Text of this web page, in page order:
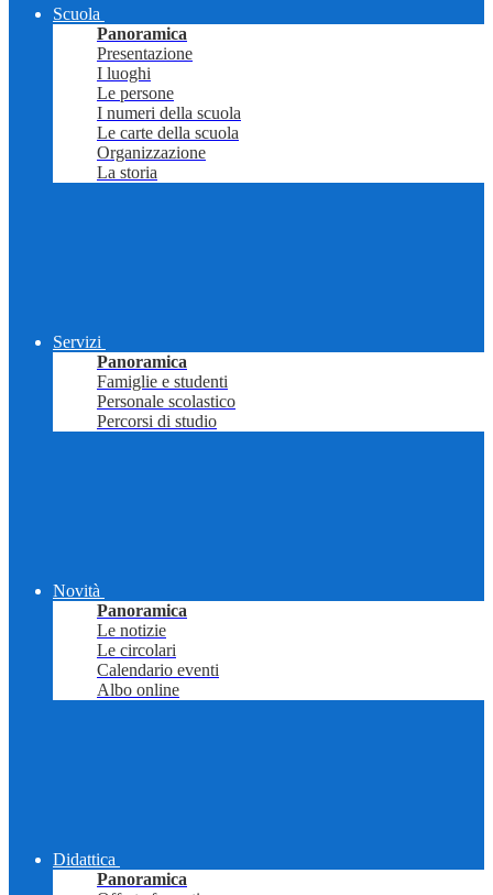
Scuola
Panoramica
Presentazione
I luoghi
Le persone
I numeri della scuola
Le carte della scuola
Organizzazione
La storia
Servizi
Panoramica
Famiglie e studenti
Personale scolastico
Percorsi di studio
Novità
Panoramica
Le notizie
Le circolari
Calendario eventi
Albo online
Didattica
Panoramica